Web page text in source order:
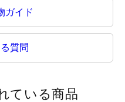
ガイド
質問
ている商品